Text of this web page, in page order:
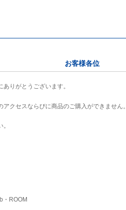
お客様各位
りがとうございます。
クセスならびに商品のご購入ができません。
・ROOM